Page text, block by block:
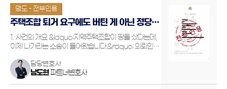
명도 - 전부인용
주택조합 퇴거 요구에도 버틴 게 아닌 정당한
임차권… 명도소송 방어로 승소한 사례
1. 사건의 개요 &ldquo;지역주택조합이 땅을 샀다는데,
이제 나가라는 소송이 들어왔습니다.&rdquo; 의뢰인은
임차인이었습니다. 임대차계약 종료가 다가오자 그는
상가건물임대차보호법에 따라 계약 갱신을 정당하게
요청했습니다. …
담당변호사
남도현파트너변호사